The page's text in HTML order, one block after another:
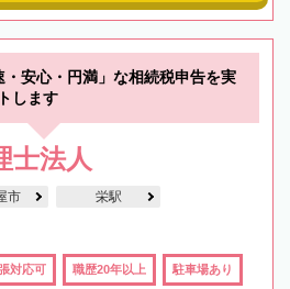
・安心・円満」な相続税申告を実
します
士法人
市 栄駅
対応可 職歴20年以上 駐車場あり